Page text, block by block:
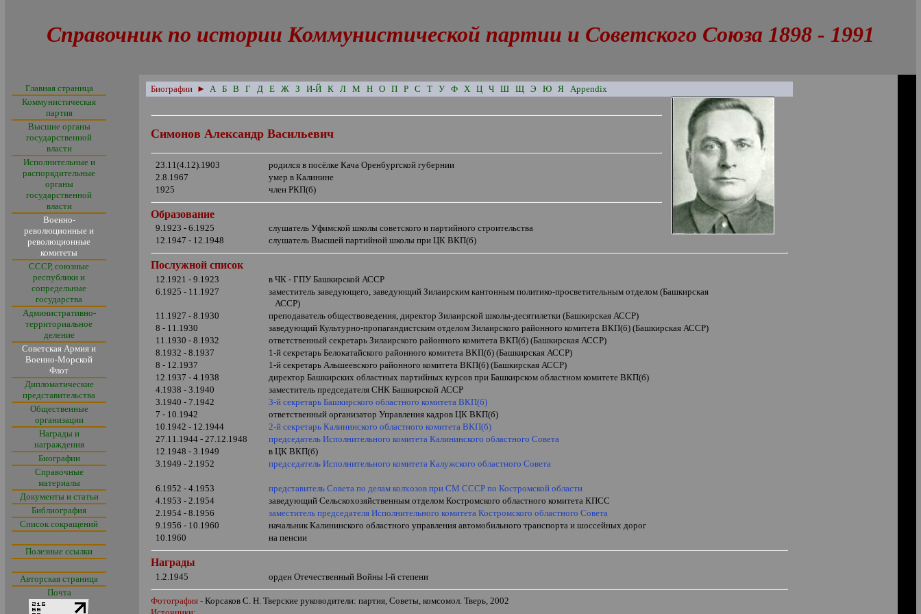
Справочник по истории Коммунистической партии и Советского Союза 1898 - 1991
Главная страница
Коммунистическая
партия
Высшие органы
государственной
власти
Исполнительные и
распорядительные
органы
государственной
власти
Военно-
революционные и
революционные
комитеты
СССР, союзные
республики и
сопредельные
государства
Административно-
территориальное
деление
Советская Армия и
Военно-Морской
Флот
Дипломатические
представительства
Общественные
организации
Награды и
награждения
Биографии
Справочные
материалы
Документы и статьи
Библиография
Список сокращений
Полезные ссылки
Авторская страница
Почта
Биографии ► А Б В Г Д Е Ж З И-Й К Л М Н О П Р С Т У Ф Х Ц Ч Ш Щ Э Ю Я Appendix
Симонов Александр Васильевич
23.11(4.12).1903
родился в посёлке Кача Оренбургской губернии
2.8.1967
умер в Калинине
1925
член РКП(б)
Образование
9.1923 - 6.1925
слушатель Уфимской школы советского и партийного строительства
12.1947 - 12.1948
слушатель Высшей партийной школы при ЦК ВКП(б)
Послужной список
12.1921 - 9.1923
в ЧК - ГПУ Башкирской АССР
6.1925 - 11.1927
заместитель заведующего, заведующий Зилаирским кантонным политико-просветительным отделом (Башкирская
АССР)
11.1927 - 8.1930
преподаватель обществоведения, директор Зилаирской школы-десятилетки (Башкирская АССР)
8 - 11.1930
заведующий Культурно-пропагандистским отделом Зилаирского районного комитета ВКП(б) (Башкирская АССР)
11.1930 - 8.1932
ответственный секретарь Зилаирского районного комитета ВКП(б) (Башкирская АССР)
8.1932 - 8.1937
1-й секретарь Белокатайского районного комитета ВКП(б) (Башкирская АССР)
8 - 12.1937
1-й секретарь Альшеевского районного комитета ВКП(б) (Башкирская АССР)
12.1937 - 4.1938
директор Башкирских областных партийных курсов при Башкирском областном комитете ВКП(б)
4.1938 - 3.1940
заместитель председателя СНК Башкирской АССР
3.1940 - 7.1942
3-й секретарь Башкирского областного комитета ВКП(б)
7 - 10.1942
ответственный организатор Управления кадров ЦК ВКП(б)
10.1942 - 12.1944
2-й секретарь Калининского областного комитета ВКП(б)
27.11.1944 - 27.12.1948
председатель Исполнительного комитета Калининского областного Совета
12.1948 - 3.1949
в ЦК ВКП(б)
3.1949 - 2.1952
председатель Исполнительного комитета Калужского областного Совета
6.1952 - 4.1953
представитель Совета по делам колхозов при СМ СССР по Костромской области
4.1953 - 2.1954
заведующий Сельскохозяйственным отделом Костромского областного комитета КПСС
2.1954 - 8.1956
заместитель председателя Исполнительного комитета Костромского областного Совета
9.1956 - 10.1960
начальник Калининского областного управления автомобильного транспорта и шоссейных дорог
10.1960
на пенсии
Награды
1.2.1945 орден Отечественный ВойныI-й степени
Фотография -Корсаков С. Н. Тверские руководители: партия, Советы, комсомол. Тверь, 2002